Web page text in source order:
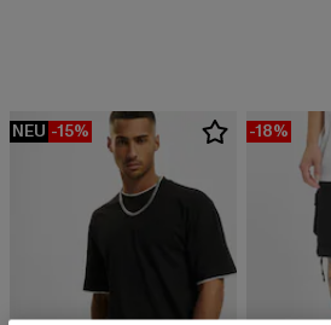
NEU -15% -18%